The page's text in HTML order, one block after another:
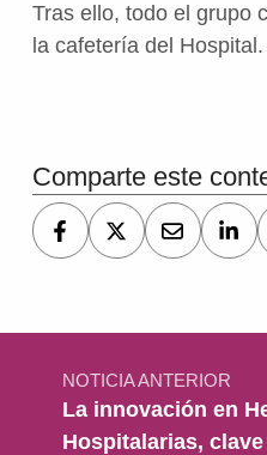
Tras ello, todo el grupo
la cafetería del Hospital.
Comparte este
Navegación de entradas
NOTICIA ANTERIOR
La innovación en
Hospitalarias,